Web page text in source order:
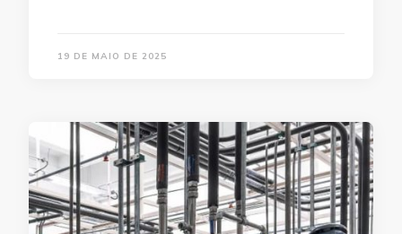
19 DE MAIO DE 2025